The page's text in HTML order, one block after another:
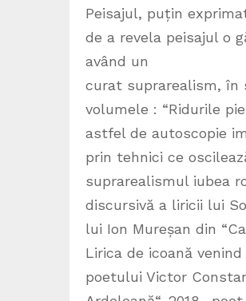
Peisajul, puțin
de a revela peisajul o
având un
curat suprarealism, în
volumele : “Ridurile
astfel de autoscopie
prin tehnici ce
suprarealismul iubea
discursivă a liricii lui
lui Ion Mureșan din
Lirica de icoană
poetului Victor